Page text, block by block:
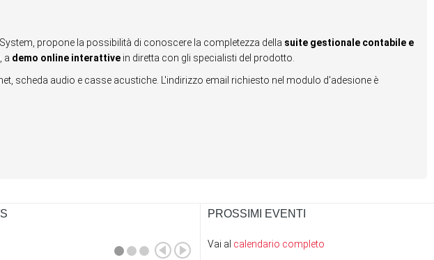
propone la possibilità di conoscere la completezza della suite gestionale contabile e
a demo online interattive in diretta con gli specialisti del prodotto.
scheda audio e casse acustiche. L'indirizzo email richiesto nel modulo d'adesione è
PROSSIMI EVENTI
Vai al calendario completo